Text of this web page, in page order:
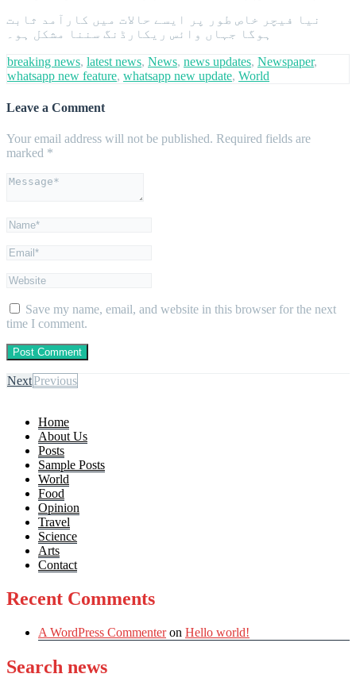
نیا فیچر خاص طور پر ایسے حالات میں کارآمد ثابت
ہوگا جہاں وائس ریکارڈنگ سننا مشکل ہو۔
breaking news, latest news, News, news updates, Newspaper,
whatsapp new feature, whatsapp new update, World
Leave a Comment
Your email address will not be published. Required fields are
marked *
Save my name, email, and website in this browser for the next
time I comment.
NextPrevious
Home
About Us
Posts
Sample Posts
World
Food
Opinion
Travel
Science
Arts
Contact
Recent Comments
A WordPress Commenteron Hello world!
Search news